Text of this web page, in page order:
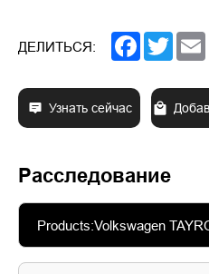
ДЕЛИТЬСЯ: Facebook
Узнать сейчас
Расследование